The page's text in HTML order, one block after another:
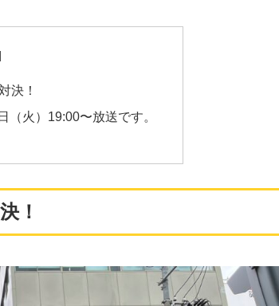
決！
（火）19:00〜放送です。
！